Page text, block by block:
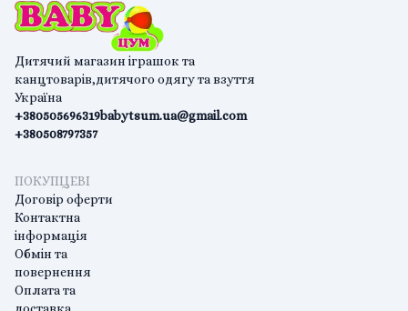
Дитячий магазин іграшок та
канцтоварів,дитячого одягу та взуття
Україна
+380505696319
+380508797357
babytsum.ua@gmail.com
ПОКУПЦЕВІ
Договір оферти
Контактна
інформація
Обмін та
повернення
Оплата та